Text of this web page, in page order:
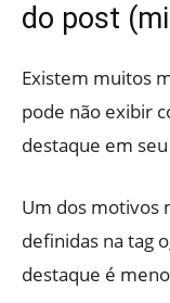
do post
Existem muitos
pode não exibir
destaque em
Um dos motivos
definidas na tag
destaque é